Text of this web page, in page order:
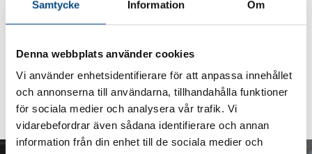
Samtycke Information Om
Denna webbplats använder cookies
Vi använder enhetsidentifierare för att anpassa innehållet
och annonserna till användarna, tillhandahålla funktioner
för sociala medier och analysera vår trafik. Vi
vidarebefordrar även sådana identifierare och annan
information från din enhet till de sociala medier och
Hållbara material
Naturfiberkomposit (BComp/AmpliTex).
PET och mono-materialstrategi för enkel återvinning.
Bagageutrymme
365 liter bak + 62 liter fram.